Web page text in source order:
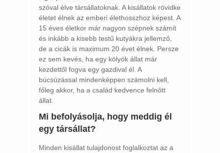
szóval élve társállatoknak. A kisállatok rövidke
életet élnek az emberi élethosszhoz képest. A
15 éves életkor már nagyon szépnek számít
és inkább a kisebb testű kutyákra jellemző,
de a cicák is maximum 20 évet élnek. Persze
ez sem kevés, ha egy kölyök állat már
kezdettől fogva egy gazdival él. A
búcsúzással mindenképpen számolni kell,
főleg akkor, ha a család kedvence felnőtt
állat.
Mi befolyásolja, hogy meddig él
egy társállat?
Minden kisállat tulajdonost foglalkoztat az a